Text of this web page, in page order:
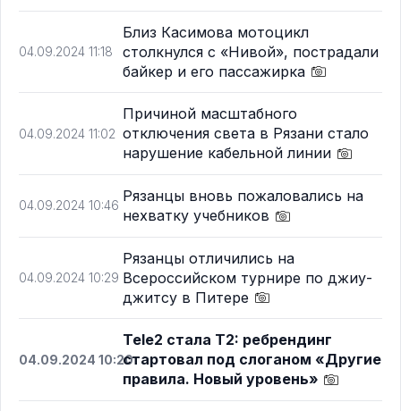
04.09.2024 11:18
Близ Касимова мотоцикл
столкнулся с «Нивой», пострадали
байкер и его пассажирка
04.09.2024 11:02
Причиной масштабного
отключения света в Рязани стало
нарушение кабельной линии
04.09.2024 10:46
Рязанцы вновь пожаловались на
нехватку учебников
04.09.2024 10:29
Рязанцы отличились на
Всероссийском турнире по джиу-
джитсу в Питере
04.09.2024 10:20
Tele2 стала Т2: ребрендинг
стартовал под слоганом «Другие
правила. Новый уровень»